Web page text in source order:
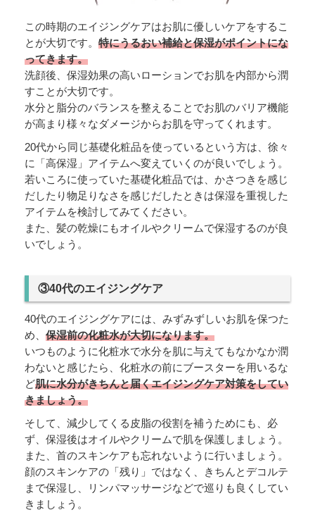
この時期のエイジングケアはお肌に優しいケアをするこ
とが大切です。 特にうるおい補給と保湿がポイントにな
ってきます。
洗顔後、保湿効果の高いローションでお肌を内部から潤
すことが大切です。
水分と脂分のバランスを整えることでお肌のバリア機能
が高まり様々なダメージからお肌を守ってくれます。
20代から同じ基礎化粧品を使っているという方は、徐々
に「高保湿」アイテムへ変えていくのが良いでしょう。
若いころに使っていた基礎化粧品では、かさつきを感じ
だしたり物足りなさを感じだしたときは保湿を重視した
アイテムを検討してみてください。
また、髪の乾燥にもオイルやクリームで保湿するのが良
いでしょう。
③40代のエイジングケア
40代のエイジングケアには、みずみずしいお肌を保つた
め、 保湿前の化粧水が大切になります。
いつものように化粧水で水分を肌に与えてもなかなか潤
わないと感じたら、化粧水の前にブースターを用いるな
ど肌に水分がきちんと届くエイジングケア対策をしてい
きましょう。
そして、減少してくる皮脂の役割を補うためにも、必
ず、保湿後はオイルやクリームで肌を保護しましょう。
また、首のスキンケアも忘れないように行いましょう。
顔のスキンケアの「残り」ではなく、きちんとデコルテ
まで保湿し、リンパマッサージなどで巡りも良くしてい
きましょう。